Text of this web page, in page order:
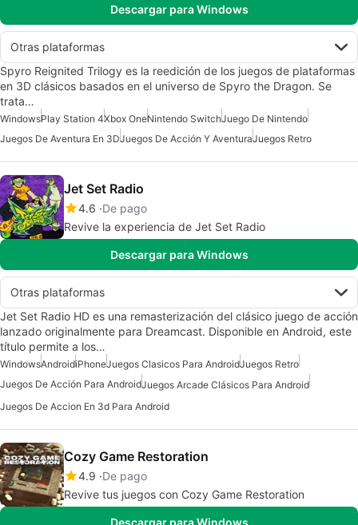
Descargar para Windows
Otras plataformas
Spyro Reignited Trilogy es la reedición de los juegos de plataformas
en 3D clásicos basados en el universo de Spyro the Dragon. Se
trata…
WindowsPlay Station 4Xbox OneNintendo SwitchJuego De Nintendo
Juegos De Aventura En 3DJuegos De Acción Y AventuraJuegos Retro
Jet Set Radio
4.6 De pago
Revive la experiencia de Jet Set Radio
Descargar para Windows
Otras plataformas
Jet Set Radio HD es una remasterización del clásico juego de acción
lanzado originalmente para Dreamcast. Disponible en Android, este
título permite a los…
WindowsAndroidiPhoneJuegos Clasicos Para AndroidJuegos Retro
Juegos De Acción Para AndroidJuegos Arcade Clásicos Para Android
Juegos De Accion En 3d Para Android
Cozy Game Restoration
4.9 De pago
Revive tus juegos con Cozy Game Restoration
Descargar para Windows